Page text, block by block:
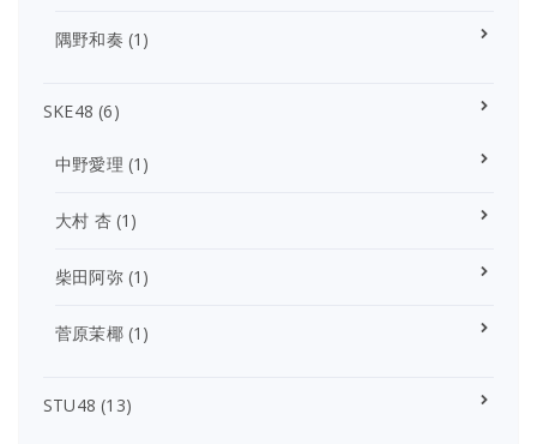
隅野和奏 (1)
SKE48 (6)
中野愛理 (1)
大村 杏(1)
柴田阿弥(1)
菅原茉椰(1)
STU48 (13)